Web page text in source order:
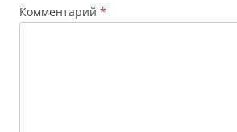
Комментарий *